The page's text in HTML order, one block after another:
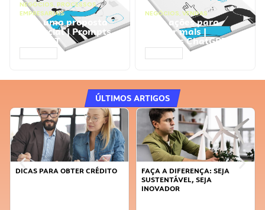
NEGÓCIOS, PROCESSOS
EMPRESARIAIS
Faça uma proposta
comercial | Prompts
ChatGPT
NEGÓCIOS, VENDAS
Faça ações para
vender mais |
Prompts ChatGPT
ÚLTIMOS ARTIGOS
DICAS PARA OBTER CRÉDITO
FAÇA A DIFERENÇA: SEJA
SUSTENTÁVEL, SEJA
INOVADOR